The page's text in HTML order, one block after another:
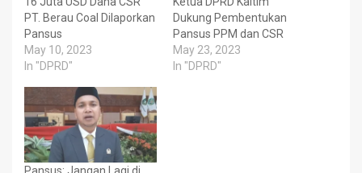
PT. Berau Coal Dilaporkan
Pansus
May 10, 2023
In "DPRD"
Dukung Pembentukan
Pansus PPM dan CSR
May 23, 2023
In "DPRD"
Pansus: Jangan Lagi di